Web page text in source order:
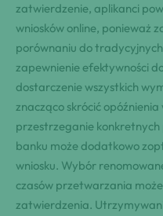
zatwierdzenie, aplikanci
wniosków online, ponieważ
porównaniu do
zapewnienie efektywności
dostarczenie wszystkich
znacząco skrócić
przestrzeganie
banku może dodatkowo
wniosku. Wybór
czasów przetwarzania
zatwierdzenia.